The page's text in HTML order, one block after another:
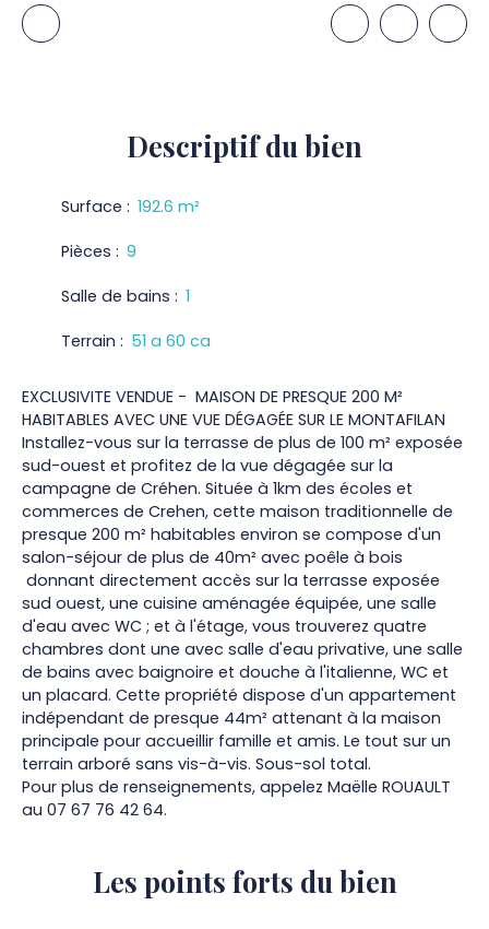
Descriptifdu bien
Surface : 192.6 m²
Pièces : 9
Salle de bains : 1
Terrain : 51 a 60 ca
EXCLUSIVITE VENDUE - MAISON DE PRESQUE 200 M²
HABITABLES AVEC UNE VUE DÉGAGÉE SUR LE MONTAFILAN
Installez-vous sur la terrasse de plus de 100 m² exposée
sud-ouest et profitez de la vue dégagée sur la
campagne de Créhen. Située à 1km des écoles et
commerces de Crehen, cette maison traditionnelle de
presque 200 m² habitables environ se compose d'un
salon-séjour de plus de 40m² avec poêle à bois
donnant directement accès sur la terrasse exposée
sud ouest, une cuisine aménagée équipée, une salle
d'eau avec WC ; et à l'étage, vous trouverez quatre
chambres dont une avec salle d'eau privative, une salle
de bains avec baignoire et douche à l'italienne, WC et
un placard. Cette propriété dispose d'un appartement
indépendant de presque 44m² attenant à la maison
principale pour accueillir famille et amis. Le tout sur un
terrain arboré sans vis-à-vis. Sous-sol total.
Pour plus de renseignements, appelez Maëlle ROUAULT
au 07 67 76 42 64.
Les points forts du bien